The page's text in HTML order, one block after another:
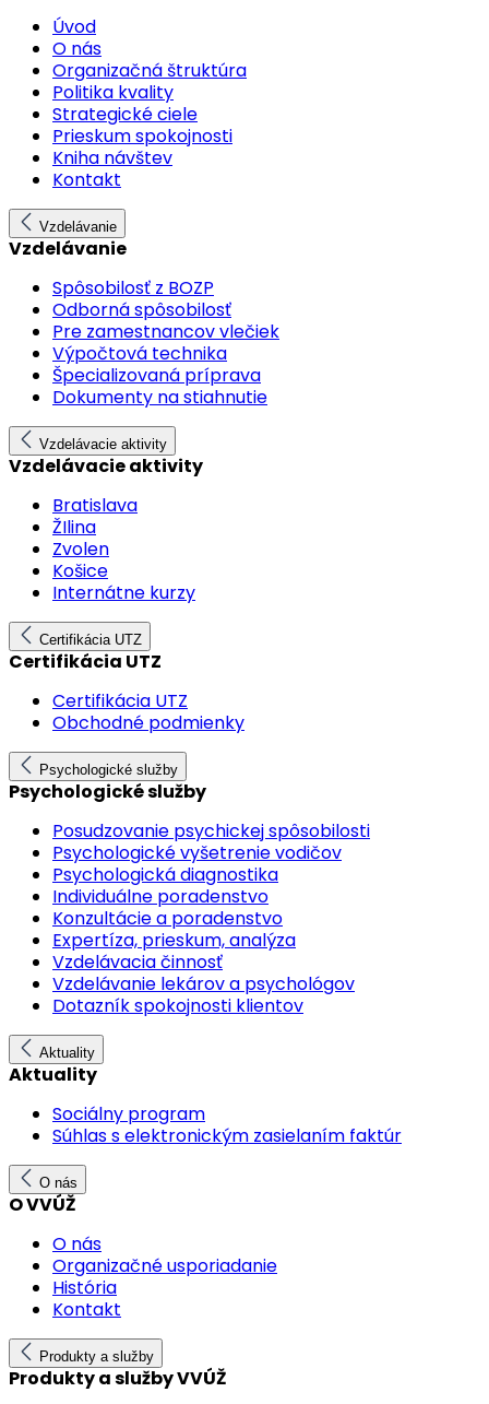
Úvod
O nás
Organizačná štruktúra
Politika kvality
Strategické ciele
Prieskum spokojnosti
Kniha návštev
Kontakt
Vzdelávanie
Vzdelávanie
Spôsobilosť z BOZP
Odborná spôsobilosť
Pre zamestnancov vlečiek
Výpočtová technika
Špecializovaná príprava
Dokumenty na stiahnutie
Vzdelávacie aktivity
Vzdelávacie aktivity
Bratislava
ŽIlina
Zvolen
Košice
Internátne kurzy
Certifikácia UTZ
Certifikácia UTZ
Certifikácia UTZ
Obchodné podmienky
Psychologické služby
Psychologické služby
Posudzovanie psychickej spôsobilosti
Psychologické vyšetrenie vodičov
Psychologická diagnostika
Individuálne poradenstvo
Konzultácie a poradenstvo
Expertíza, prieskum, analýza
Vzdelávacia činnosť
Vzdelávanie lekárov a psychológov
Dotazník spokojnosti klientov
Aktuality
Aktuality
Sociálny program
Súhlas s elektronickým zasielaním faktúr
O nás
O VVÚŽ
O nás
Organizačné usporiadanie
História
Kontakt
Produkty a služby
Produkty a služby VVÚŽ